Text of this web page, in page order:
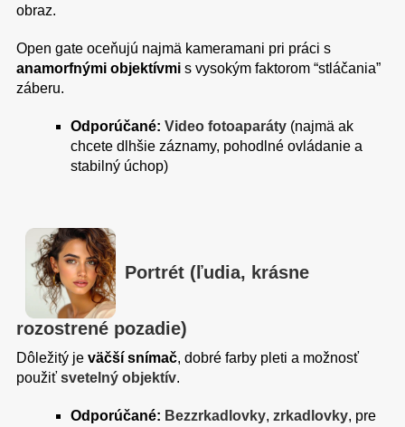
obraz.
Open gate oceňujú najmä kameramani pri práci s
anamorfnými objektívmi s vysokým faktorom “stláčania”
záberu.
Odporúčané: Video fotoaparáty (najmä ak
chcete dlhšie záznamy, pohodlné ovládanie a
stabilný úchop)
Portrét (ľudia, krásne
rozostrené pozadie)
Dôležitý je väčší snímač, dobré farby pleti a možnosť
použiť svetelný objektív.
Odporúčané: Bezzrkadlovky, zrkadlovky, pre